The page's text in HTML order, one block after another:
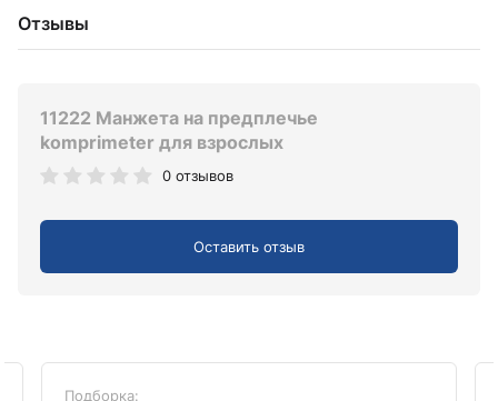
Отзывы
11222 Манжета на предплечье
komprimeter для взрослых
0 отзывов
Оставить отзыв
Подборка: